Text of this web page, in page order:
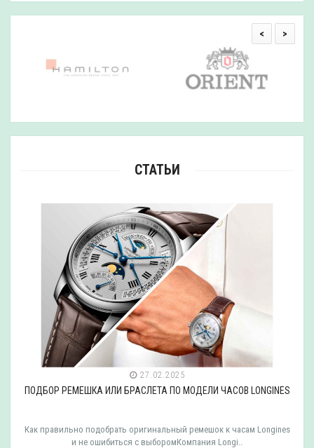
< >
СТАТЬИ
27.02.2025
ПОДБОР РЕМЕШКА ИЛИ БРАСЛЕТА ПО МОДЕЛИ ЧАСОВ LONGINES
Как правильно подобрать оригинальный ремешок к часам Longines
и не ошибиться с выборомКомпания Longi..